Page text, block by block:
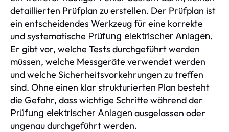
detaillierten Prüfplan zu erstellen. Der Prüfplan ist
ein entscheidendes Werkzeug für eine korrekte
und systematische Prüfung elektrischer Anlagen.
Er gibt vor, welche Tests durchgeführt werden
müssen, welche Messgeräte verwendet werden
und welche Sicherheitsvorkehrungen zu treffen
sind. Ohne einen klar strukturierten Plan besteht
die Gefahr, dass wichtige Schritte während der
Prüfung elektrischer Anlagen ausgelassen oder
ungenau durchgeführt werden.